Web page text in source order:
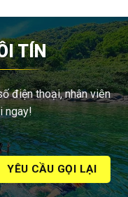
TÍN
điện thoại, nhân viên
ngay!